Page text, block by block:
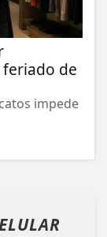
de
impede